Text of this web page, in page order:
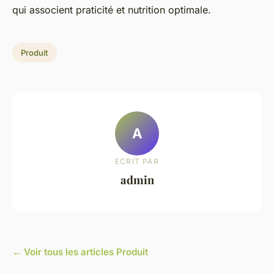
qui associent praticité et nutrition optimale.
Produit
A
ECRIT PAR
admin
← Voir tous les articles Produit